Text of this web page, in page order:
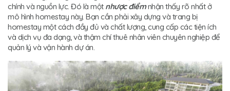
chính và nguồn lực. Đó là một nhược điểmnhận thấy rõ nhất ở
mô hình homestay này. Bạn cần phải xây dựng và trang bị
homestay một cách đầy đủ và chất lượng, cung cấp các tiện ích
và dịch vụ đa dạng, và thậm chí thuê nhân viên chuyên nghiệp để
quản lý và vận hành dự án.